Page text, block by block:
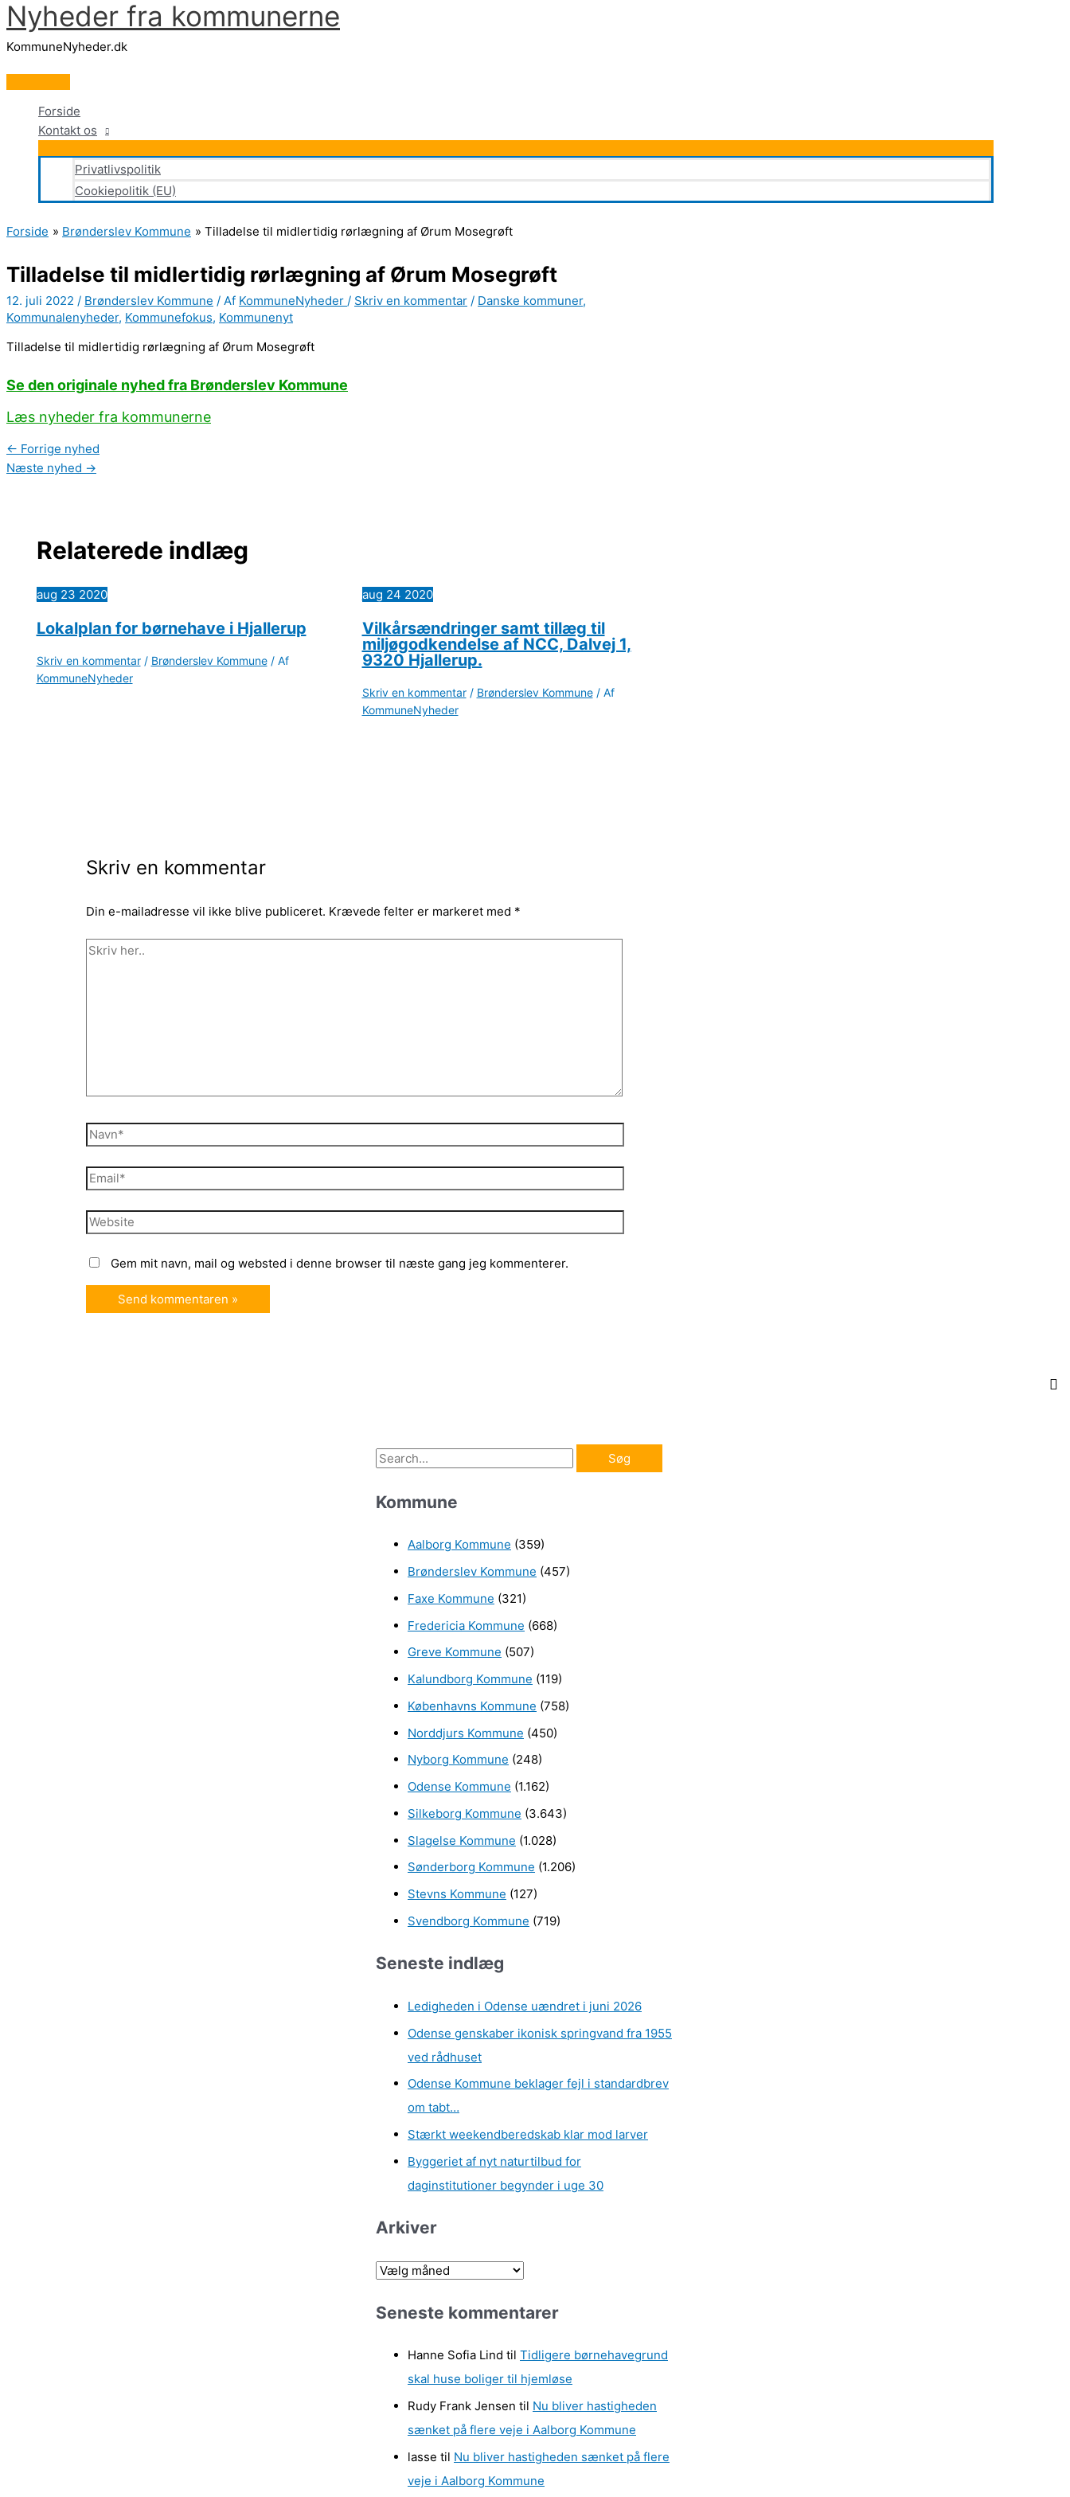
Gå
til
indholdet
Nyheder fra kommunerne
KommuneNyheder.dk
Hovedmenu
Forside
Kontakt os
Privatlivspolitik
Cookiepolitik (EU)
Forside Brønderslev Kommune Tilladelse til midlertidig rørlægning af Ørum Mosegrøft
Tilladelse til midlertidig rørlægning af Ørum Mosegrøft
12. juli 2022 / Brønderslev Kommune / Af KommuneNyheder / Skriv en kommentar / Danske kommuner,
Kommunalenyheder, Kommunefokus, Kommunenyt
Tilladelse til midlertidig rørlægning af Ørum Mosegrøft
Se den originale nyhed fra Brønderslev Kommune
Læs nyheder fra kommunerne
← Forrige nyhed
Næste nyhed →
Relaterede indlæg
aug 23 2020
Lokalplan for børnehave i Hjallerup
Skriv en kommentar / Brønderslev Kommune/ Af
KommuneNyheder
aug 24 2020
Vilkårsændringer samt tillæg til
miljøgodkendelse af NCC, Dalvej 1,
9320 Hjallerup.
Skriv en kommentar / Brønderslev Kommune/ Af
KommuneNyheder
Skriv en kommentar
Din e-mailadresse vil ikke blive publiceret. Krævede felter er markeret med *
Skriv
Navn*
Email*
Website
Gem mit navn, mail og websted i denne browser til næste gang jeg kommenterer.
S
g
Kommune
Aalborg Kommune (359)
Brønderslev Kommune (457)
Faxe Kommune (321)
Fredericia Kommune (668)
Greve Kommune (507)
Kalundborg Kommune (119)
Københavns Kommune (758)
Norddjurs Kommune (450)
Nyborg Kommune (248)
Odense Kommune (1.162)
Silkeborg Kommune (3.643)
Slagelse Kommune (1.028)
Sønderborg Kommune (1.206)
Stevns Kommune (127)
Svendborg Kommune (719)
Seneste indlæg
Ledigheden i Odense uændret i juni 2026
Odense genskaber ikonisk springvand fra 1955
ved rådhuset
Odense Kommune beklager fejl i standardbrev
om tabt…
Stærkt weekendberedskab klar mod larver
Byggeriet af nyt naturtilbud for
daginstitutioner begynder i uge 30
Arkiver
A
k
Seneste kommentarer
Hanne Sofia Lind til Tidligere børnehavegrund
skal huse boliger til hjemløse
Rudy Frank Jensen til Nu bliver hastigheden
sænket på flere veje i Aalborg Kommune
lasse til Nu bliver hastigheden sænket på flere
veje i Aalborg Kommune